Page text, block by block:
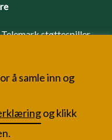
å samle inn og
og klikk